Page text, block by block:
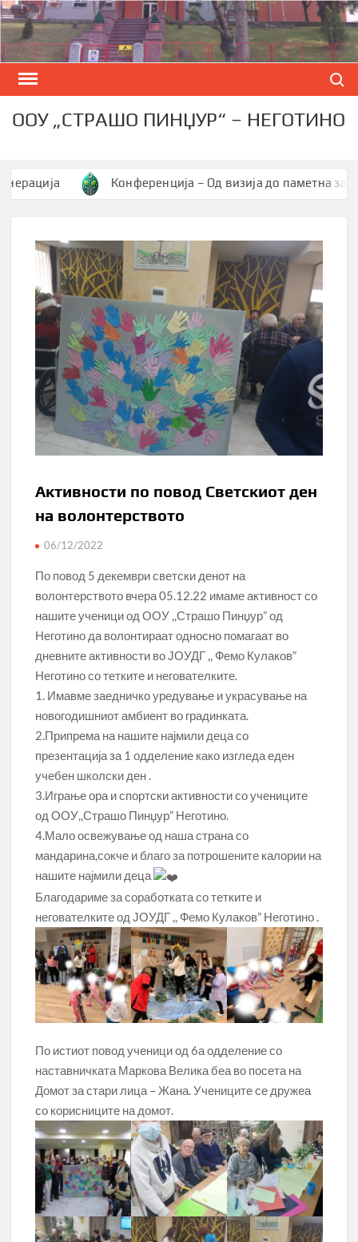
Skip
to
content
ООУ „СТРАШО ПИНЏУР“ – НЕГОТИНО
Конференција – Од визија до паметна заедница
Активности по повод Светскиот ден
на волонтерството
06/12/2022
По повод 5 декември светски денот на
волонтерството вчера 05.12.22 имаме активност со
нашите ученици од ООУ ,,Страшо Пинџур” од
Неготино да волонтираат односно помагаат во
дневните активности во ЈОУДГ ,, Фемо Кулаков”
Неготино со тетките и негователките.
1. Имавме заедничко уредување и украсување на
новогодишниот амбиент во градинката.
2.Припрема на нашите најмили деца со
презентација за 1 одделение како изгледа еден
учебен школски ден .
3.Играње ора и спортски активности со учениците
од ООУ,,Страшо Пинџур” Неготино.
4.Мало освежување од наша страна со
мандарина,сокче и благо за потрошените калории на
нашите најмили деца
Благодариме за соработката со тетките и
негователките од ЈОУДГ ,, Фемо Кулаков” Неготино .
По истиот повод ученици од 6а одделение со
наставничката Маркова Велика беа во посета на
Домот за стари лица – Жана. Учениците се дружеа
со корисниците на домот.